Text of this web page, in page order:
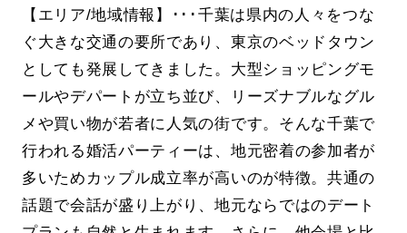
【エリア/地域情報】･･･千葉は県内の人々をつな
ぐ大きな交通の要所であり、東京のベッドタウン
としても発展してきました。大型ショッピングモ
ールやデパートが立ち並び、リーズナブルなグル
メや買い物が若者に人気の街です。そんな千葉で
行われる婚活パーティーは、地元密着の参加者が
多いためカップル成立率が高いのが特徴。共通の
話題で会話が盛り上がり、地元ならではのデート